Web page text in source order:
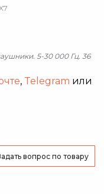
5-30 000 Гц. 36
, Telegram или
вопроспо товару